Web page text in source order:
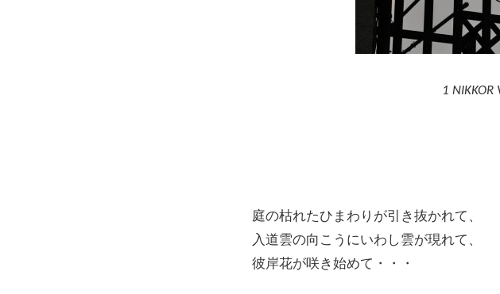
1
庭の枯れたひまわりが引き抜かれて、
入道雲の向こうにいわし雲が現れて、
彼岸花が咲き始めて・・・